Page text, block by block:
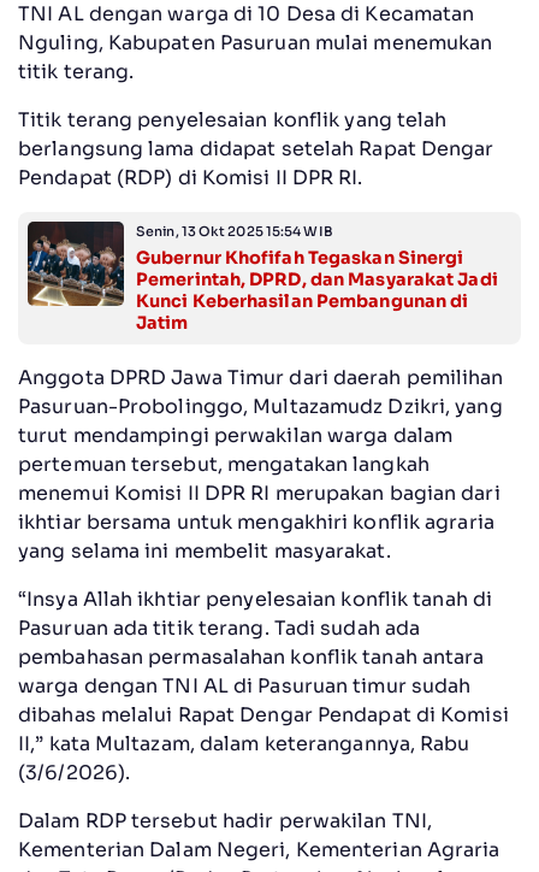
TNI AL dengan warga di 10 Desa di Kecamatan
Nguling, Kabupaten Pasuruan mulai menemukan
titik terang.
Titik terang penyelesaian konflik yang telah
berlangsung lama didapat setelah Rapat Dengar
Pendapat (RDP) di Komisi II DPR RI.
Senin, 13 Okt 2025 15:54 WIB
Gubernur Khofifah Tegaskan Sinergi
Pemerintah, DPRD, dan Masyarakat Jadi
Kunci Keberhasilan Pembangunan di
Jatim
Anggota DPRD Jawa Timur dari daerah pemilihan
Pasuruan-Probolinggo, Multazamudz Dzikri, yang
turut mendampingi perwakilan warga dalam
pertemuan tersebut, mengatakan langkah
menemui Komisi II DPR RI merupakan bagian dari
ikhtiar bersama untuk mengakhiri konflik agraria
yang selama ini membelit masyarakat.
“Insya Allah ikhtiar penyelesaian konflik tanah di
Pasuruan ada titik terang. Tadi sudah ada
pembahasan permasalahan konflik tanah antara
warga dengan TNI AL di Pasuruan timur sudah
dibahas melalui Rapat Dengar Pendapat di Komisi
II,” kata Multazam, dalam keterangannya, Rabu
(3/6/2026).
Dalam RDP tersebut hadir perwakilan TNI,
Kementerian Dalam Negeri, Kementerian Agraria